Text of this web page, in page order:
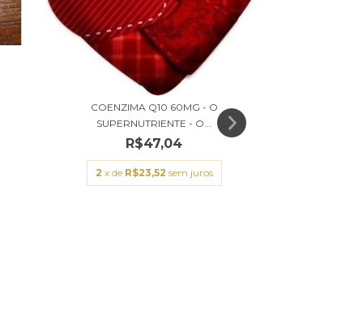
COENZIMA Q10 60MG - O
SUPERNUTRIENTE - O...
R$47,04
2 x de R$23,52 sem juros